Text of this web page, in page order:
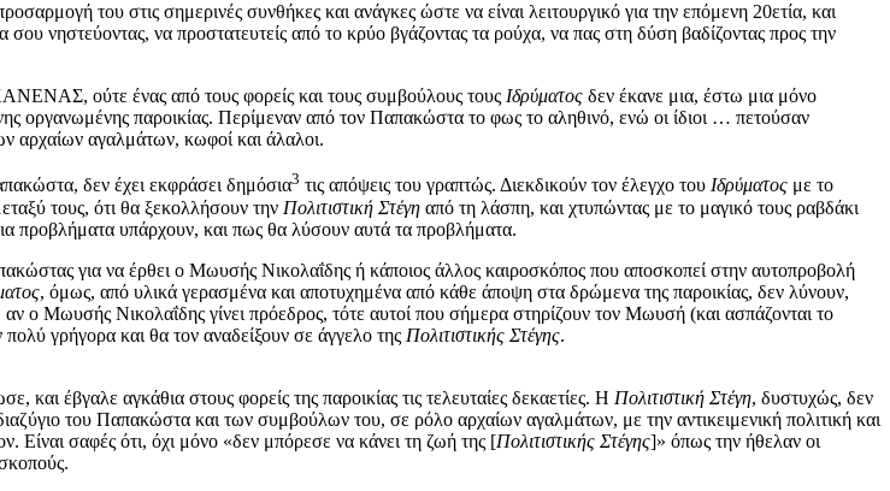
του στις σημερινές συνθήκες και ανάγκες ώστε να είναι λειτουργικό για την επόμενη 20ετία, και
σου νηστεύοντας, να προστατευτείς από το κρύο βγάζοντας τα ρούχα, να πας στη δύση βαδίζοντας προς την
ούτε ένας από τους φορείς και τους συμβούλους τους Ιδρύματος δεν έκανε μια, έστω μια μόνο
οργανωμένης παροικίας. Περίμεναν από τον Παπακώστα το φως το αληθινό, ενώ οι ίδιοι … πετούσαν
αρχαίων αγαλμάτων, κωφοί και άλαλοι.
δεν έχει εκφράσει δημόσια3 τις απόψεις του γραπτώς. Διεκδικούν τον έλεγχο του Ιδρύματος με το
τους, ότι θα ξεκολλήσουν την Πολιτιστική Στέγη από τη λάσπη, και χτυπώντας με το μαγικό τους ραβδάκι
προβλήματα υπάρχουν, και πως θα λύσουν αυτά τα προβλήματα.
για να έρθει ο Μωυσής Νικολαΐδης ή κάποιος άλλος καιροσκόπος που αποσκοπεί στην αυτοπροβολή
, όμως, από υλικά γερασμένα και αποτυχημένα από κάθε άποψη στα δρώμενα της παροικίας, δεν λύνουν,
αν ο Μωυσής Νικολαΐδης γίνει πρόεδρος, τότε αυτοί που σήμερα στηρίζουν τον Μωυσή (και ασπάζονται το
γρήγορα και θα τον αναδείξουν σε άγγελο της Πολιτιστικής Στέγης.
και έβγαλε αγκάθια στους φορείς της παροικίας τις τελευταίες δεκαετίες. Η Πολιτιστική Στέγη, δυστυχώς, δεν
του Παπακώστα και των συμβούλων του, σε ρόλο αρχαίων αγαλμάτων, με την αντικειμενική πολιτική και
Είναι σαφές ότι, όχι μόνο «δεν μπόρεσε να κάνει τη ζωή της [Πολιτιστικής Στέγης]» όπως την ήθελαν οι